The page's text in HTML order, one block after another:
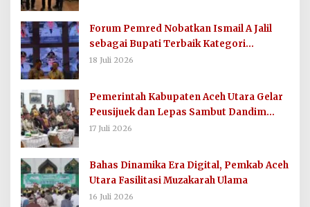
Forum Pemred Nobatkan Ismail A Jalil
sebagai Bupati Terbaik Kategori
Komunikasi dan Informasi Publik
18 Juli 2026
Pemerintah Kabupaten Aceh Utara Gelar
Peusijuek dan Lepas Sambut Dandim
0103/AUT
17 Juli 2026
Bahas Dinamika Era Digital, Pemkab Aceh
Utara Fasilitasi Muzakarah Ulama
16 Juli 2026